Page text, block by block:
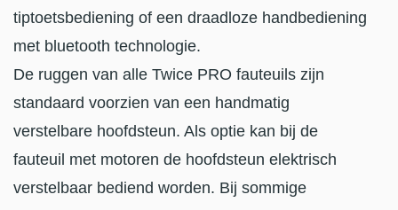
tiptoetsbediening of een draadloze handbediening
met bluetooth technologie.
De ruggen van alle Twice PRO fauteuils zijn
standaard voorzien van een handmatig
verstelbare hoofdsteun. Als optie kan bij de
fauteuil met motoren de hoofdsteun elektrisch
verstelbaar bediend worden. Bij sommige